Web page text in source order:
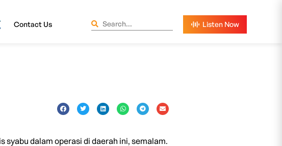
Contact Us
syabu dalam operasi di daerah ini, semalam.